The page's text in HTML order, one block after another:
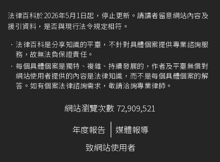
察官、司法警察為不正當之往還酬應。」
律師法第73條第3款。
律師法第36條：「律師有保守其職務上所知悉秘
密之權利及義務。但法律另有規定者，不在此
限。」
律師法第40條：「
I 律師不得挑唆訴訟，或以誇大不實、不正當之方
II 前項推展業務之限制，於律師倫理規範中定
補充說明，案例中Z律師的行為也違反
第12條第1項第1款的規定。
第12條：「
法律百科於2026年5月1日起，停止更新。請讀者留意網站內容及
援引資料，是否與現行法令規定相符。
法律百科是分享知識的平臺，不針對具體個案提供專業諮詢服
務，故無法負保證責任。
每個具體個案是獨特、複雜、持續發展的，作者及平臺無償對
網站使用者提供的內容是法律知識，而不是每個具體個案的解
答。如有個案法律諮詢需求，敬請洽詢專業律師。
網站瀏覽次數 72,909,521
年度報告
媒體報導
致網站使用者